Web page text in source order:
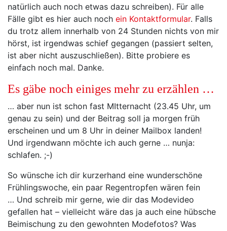
natürlich auch noch etwas dazu schreiben). Für alle
Fälle gibt es hier auch noch ein Kontaktformular. Falls
du trotz allem innerhalb von 24 Stunden nichts von mir
hörst, ist irgendwas schief gegangen (passiert selten,
ist aber nicht auszuschließen). Bitte probiere es
einfach noch mal. Danke.
Es gäbe noch einiges mehr zu erzählen …
… aber nun ist schon fast MItternacht (23.45 Uhr, um
genau zu sein) und der Beitrag soll ja morgen früh
erscheinen und um 8 Uhr in deiner Mailbox landen!
Und irgendwann möchte ich auch gerne … nunja:
schlafen. ;-)
So wünsche ich dir kurzerhand eine wunderschöne
Frühlingswoche, ein paar Regentropfen wären fein
… Und schreib mir gerne, wie dir das Modevideo
gefallen hat – vielleicht wäre das ja auch eine hübsche
Beimischung zu den gewohnten Modefotos? Was